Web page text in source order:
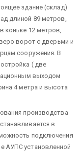
здание (склад)
длиной 89 метров,
коньке 12 метров,
ворот с дверьми и
сооружения. В
( две
выходом
4 метра и высота
производства
в
подключения
АУПС установленной